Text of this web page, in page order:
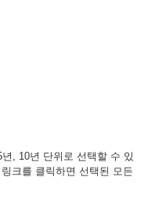
, 10년 단위로 선택할 수 있
크를 클릭하면 선택된 모든